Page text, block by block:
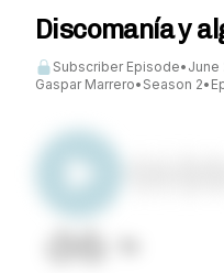
Discomanía y
Subscriber Episode• June
Gaspar Marrero• Season 2•